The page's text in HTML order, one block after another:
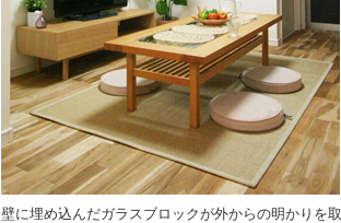
壁に埋め込んだガラスブロックが外からの明かりを取